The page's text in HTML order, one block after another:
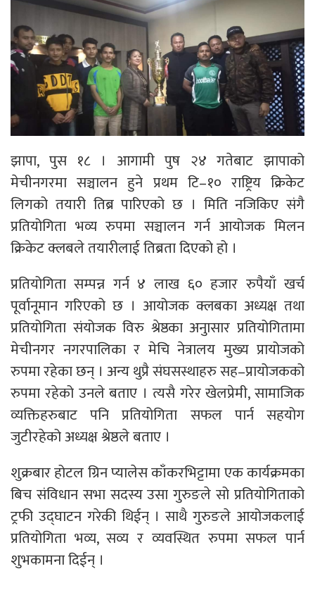
झापा, पुस १८ । आगामी पुष २४ गतेबाट झापाको
मेचीनगरमा सञ्चालन हुने प्रथम टि–१० राष्ट्रिय क्रिकेट
लिगको तयारी तिब्र पारिएको छ । मिति नजिकिए संगै
प्रतियोगिता भव्य रुपमा सञ्चालन गर्न आयोजक मिलन
क्रिकेट क्लबले तयारीलाई तिब्रता दिएको हो ।
प्रतियोगिता सम्पन्न गर्न ४ लाख ६० हजार रुपैयाँ खर्च
पूर्वानूमान गरिएको छ । आयोजक क्लबका अध्यक्ष तथा
प्रतियोगिता संयोजक विरु श्रेष्ठका अनुासार प्रतियोगितामा
मेचीनगर नगरपालिका र मेचि नेत्रालय मुख्य प्रायोजको
रुपमा रहेका छन् । अन्य थुप्रै संघसस्थाहरु सह–प्रायोजकको
रुपमा रहेको उनले बताए । त्यसै गरेर खेलप्रेमी, सामाजिक
व्यक्तिहरुबाट पनि प्रतियोगिता सफल पार्न सहयोग
जुटीरहेको अध्यक्ष श्रेष्ठले बताए ।
शुक्रबार होटल ग्रिन प्यालेस काँकरभिट्टामा एक कार्यक्रमका
बिच संविधान सभा सदस्य उसा गुरुङले सो प्रतियोगिताको
ट्रफी उद्घाटन गरेकी थिईन् । साथै गुरुङले आयोजकलाई
प्रतियोगिता भव्य, सव्य र व्यवस्थित रुपमा सफल पार्न
शुभकामना दिईन् ।